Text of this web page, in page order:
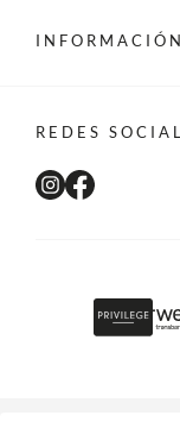
INFORMACIÓN
REDES